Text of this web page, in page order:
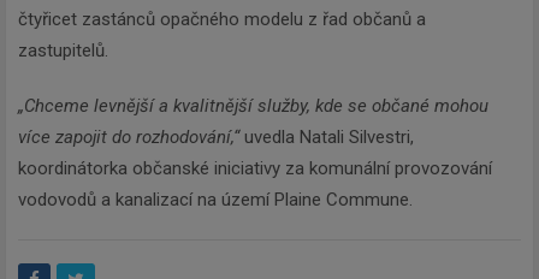
čtyřicet zastánců opačného modelu z řad občanů a
zastupitelů.
„Chceme levnější a kvalitnější služby, kde se občané mohou
více zapojit do rozhodování,“ uvedla Natali Silvestri,
koordinátorka občanské iniciativy za komunální provozování
vodovodů a kanalizací na území Plaine Commune.